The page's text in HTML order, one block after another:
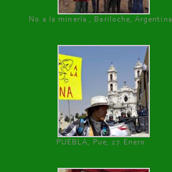
No a la minería , Bariloche, Argentina
PUEBLA, Pue, 27 Enero